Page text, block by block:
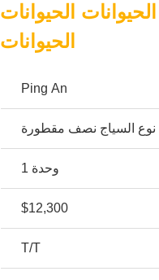
الحيوانات
الحيوانات
Ping An
نوع السياج نصف مقطورة
وحدة 1
$12,300
T/T